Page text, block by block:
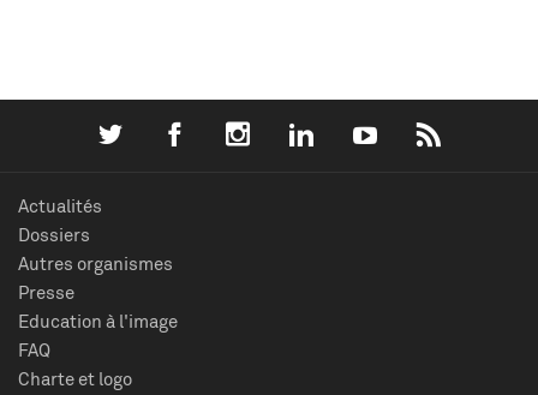
Actualités
Dossiers
Autres organismes
Presse
Education à l'image
FAQ
Charte et logo